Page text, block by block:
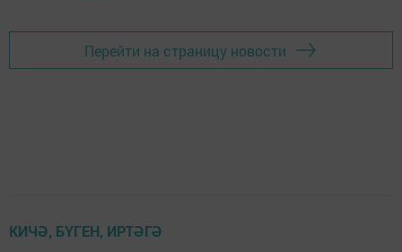
Перейти на страницу новости
КИЧӘ, БҮГЕН, ИРТӘГӘ